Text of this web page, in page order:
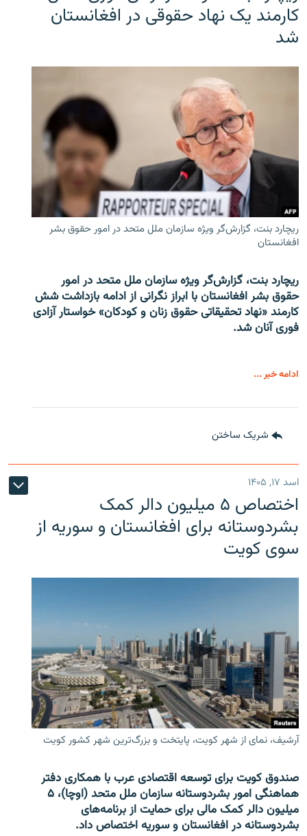
کارمند یک نهاد حقوقی در افغانستان
شد
ریچارد بنت، گزارش‌گر ویژه سازمان ملل متحد در امور حقوق بشر
افغانستان
ریچارد بنت، گزارش‌گر ویژه سازمان ملل متحد در امور
حقوق بشر افغانستان با ابراز نگرانی از ادامه بازداشت شش
کارمند «نهاد تحقیقاتی حقوق زنان و کودکان» خواستار آزادی
فوری آنان شد.
ادامه خبر ...
شریک ساختن
اسد ۱۷, ۱۴۰۵
اختصاص ۵ میلیون دالر کمک
بشردوستانه برای افغانستان و سوریه از
سوی کویت
آرشیف، نمای از شهر کویت، پایتخت و بزرگ‌ترین شهر کشور کویت
صندوق کویت برای توسعه اقتصادی عرب با همکاری دفتر
هماهنگی امور بشردوستانه سازمان ملل متحد (اوچا)، ۵
میلیون دالر کمک مالی برای حمایت از برنامه‌های
بشردوستانه در افغانستان و سوریه اختصاص داد.